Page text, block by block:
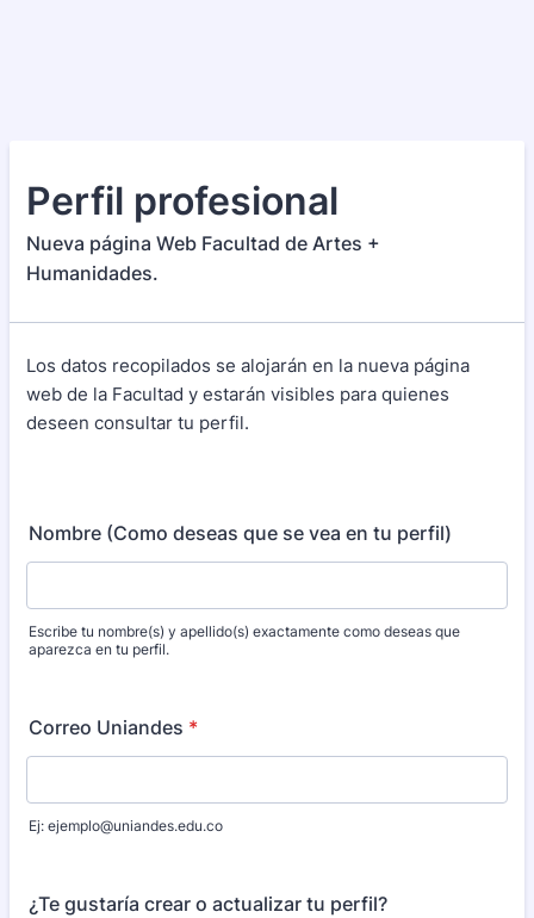
Perfil profesional
Nueva página Web Facultad de Artes +
Humanidades.
Los datos recopilados se alojarán en la nueva página
web de la Facultad y estarán visibles para quienes
deseen consultar tu perfil.
Nombre (Como deseas que se vea en tu perfil)
Escribe tu nombre(s) y apellido(s) exactamente como deseas que
aparezca en tu perfil.
Correo Uniandes *
Ej: ejemplo@uniandes.edu.co
¿Te gustaría crear o actualizar tu perfil?